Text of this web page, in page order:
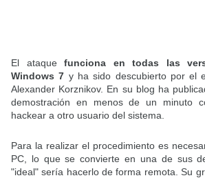
El ataquefunciona en todas las
Windows 7 y ha sido descubierto por el
Alexander Korznikov. En su blog ha
demostración en menos de un minuto
hackear a otro usuario del sistema.
Para la realizar el procedimiento es
PC, lo que se convierte en una de sus
"ideal" sería hacerlo de forma remota. Su